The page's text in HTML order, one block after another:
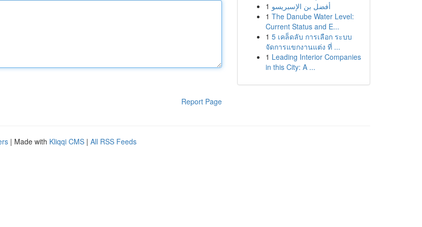
Report Page
1 أفضل بن الإسبريسو
1 The Danube Water Level:
Current Status and E...
1 5 เคล็ดลับ การเลือก ระบบ
จัดการแขกงานแต่ง ที่ ...
1 Leading Interior Companies
in this City: A ...
| Made with Kliqqi CMS | All RSS Feeds